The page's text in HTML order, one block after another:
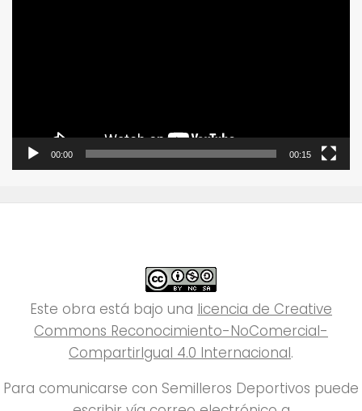
00:00 00:15
Este obra está bajo una licencia de Creative
Commons Reconocimiento-NoComercial-
CompartirIgual 4.0 Internacional.
Para comunicarse con Semilleros Deportivos puede